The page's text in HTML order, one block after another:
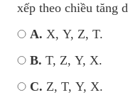
xếp theo chiều tăng
A. X, Y, Z, T.
B. T, Z, Y, X.
C. Z, T, Y, X.